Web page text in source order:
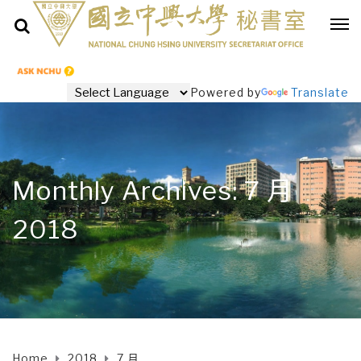
Powered by Translate
Monthly Archives: 7 月
2018
Home 2018 7 月